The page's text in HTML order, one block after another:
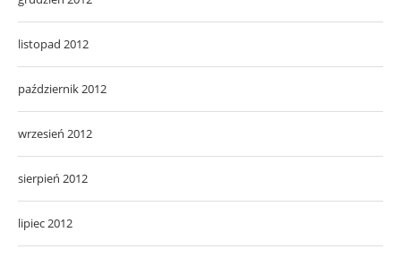
listopad 2012
październik 2012
wrzesień 2012
sierpień 2012
lipiec 2012